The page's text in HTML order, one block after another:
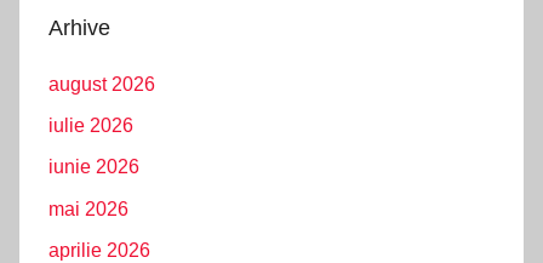
Arhive
august 2026
iulie 2026
iunie 2026
mai 2026
aprilie 2026